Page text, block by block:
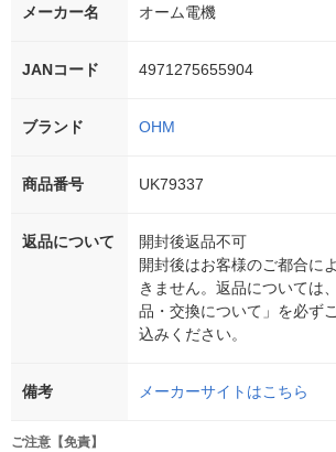
メーカー名 オーム電機
JANコード 4971275655904
ブランド OHM
商品番号 UK79337
返品について
開封後返品不可
開封後はお客様のご都合に
きません。返品については
品・交換について」を必ず
込みください。
備考 メーカーサイトはこちら
ご注意【免責】